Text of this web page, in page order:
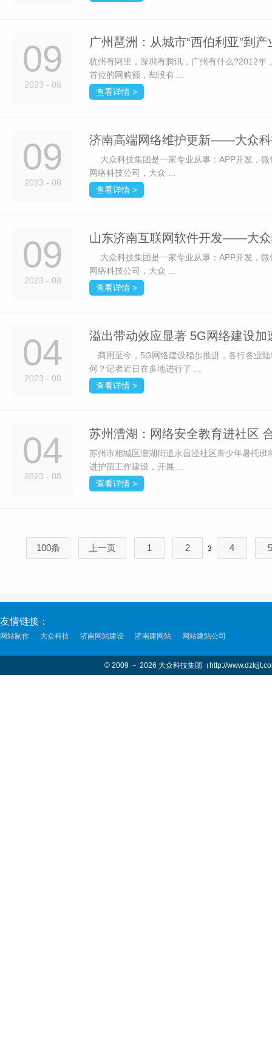
09
2023 - 08
广州琶洲：从城市“西伯利亚”到
杭州有阿里，深圳有腾讯，广州有什么?2012
首位的网购额，却没有 ...
查看详情 >
09
2023 - 08
济南高端网络维护更新——大众
大众科技集团是一家专业从事：APP开发，微
网络科技公司，大众 ...
查看详情 >
09
2023 - 08
山东济南互联网软件开发——大
大众科技集团是一家专业从事：APP开发，微
网络科技公司，大众 ...
查看详情 >
04
2023 - 08
溢出带动效应显著 5G网络建设加
商用至今，5G网络建设稳步推进，各行各业
何？记者近日在多地进行了 ...
查看详情 >
04
2023 - 08
苏州漕湖：网络安全教育进社区
苏州市相城区漕湖街道永昌泾社区青少年暑托
进护苗工作建设，开展 ...
查看详情 >
100条 上一页 1 2 3 4 5
友情链接：
网站制作 大众科技 济南网站建设 济南建网站 网站建站公司
© 2009 － 2026 大众科技集团（http://